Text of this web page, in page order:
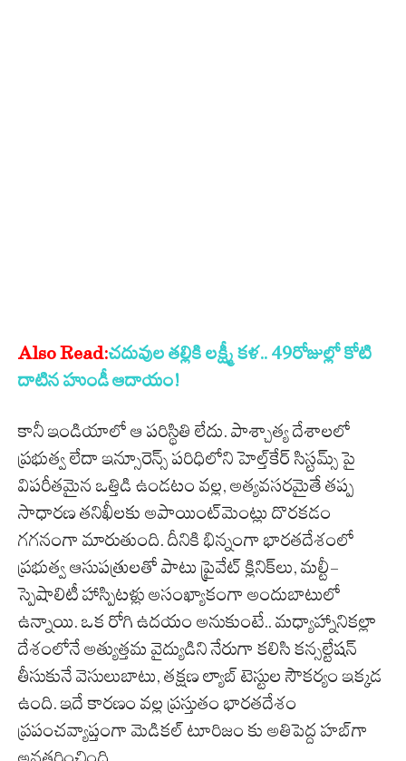
Also Read:చదువుల తల్లికి లక్ష్మీ కళ.. 49రోజుల్లో కోటి
దాటిన హుండీ ఆదాయం!
కానీ ఇండియాలో ఆ పరిస్థితి లేదు. పాశ్చాత్య దేశాలలో
ప్రభుత్వ లేదా ఇన్సూరెన్స్ పరిధిలోని హెల్త్‌కేర్ సిస్టమ్స్ పై
విపరీతమైన ఒత్తిడి ఉండటం వల్ల, అత్యవసరమైతే తప్ప
సాధారణ తనిఖీలకు అపాయింట్‌మెంట్లు దొరకడం
గగనంగా మారుతుంది. దీనికి భిన్నంగా భారతదేశంలో
ప్రభుత్వ ఆసుపత్రులతో పాటు ప్రైవేట్ క్లినిక్‌లు, మల్టీ-
స్పెషాలిటీ హాస్పిటళ్లు అసంఖ్యాకంగా అందుబాటులో
ఉన్నాయి. ఒక రోగి ఉదయం అనుకుంటే.. మధ్యాహ్నానికల్లా
దేశంలోనే అత్యుత్తమ వైద్యుడిని నేరుగా కలిసి కన్సల్టేషన్
తీసుకునే వెసులుబాటు, తక్షణ ల్యాబ్ టెస్టుల సౌకర్యం ఇక్కడ
ఉంది. ఇదే కారణం వల్ల ప్రస్తుతం భారతదేశం
ప్రపంచవ్యాప్తంగా మెడికల్ టూరిజం కు అతిపెద్ద హబ్‌గా